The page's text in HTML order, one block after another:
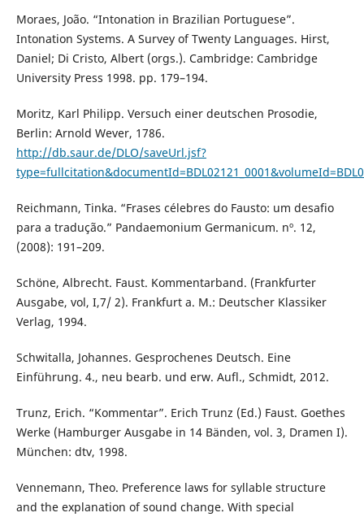
Moraes, João. “Intonation in Brazilian Portuguese”.
Intonation Systems. A Survey of Twenty Languages. Hirst,
Daniel; Di Cristo, Albert (orgs.). Cambridge: Cambridge
University Press 1998. pp. 179–194.
Moritz, Karl Philipp. Versuch einer deutschen Prosodie,
Berlin: Arnold Wever, 1786.
http://db.saur.de/DLO/saveUrl.jsf?
Reichmann, Tinka. “Frases célebres do Fausto: um desafio
para a tradução.” Pandaemonium Germanicum. nº. 12,
(2008): 191–209.
Schöne, Albrecht. Faust. Kommentarband. (Frankfurter
Ausgabe, vol, I,7/ 2). Frankfurt a. M.: Deutscher Klassiker
Verlag, 1994.
Schwitalla, Johannes. Gesprochenes Deutsch. Eine
Einführung. 4., neu bearb. und erw. Aufl., Schmidt, 2012.
Trunz, Erich. “Kommentar”. Erich Trunz (Ed.) Faust. Goethes
Werke (Hamburger Ausgabe in 14 Bänden, vol. 3, Dramen I).
München: dtv, 1998.
Vennemann, Theo. Preference laws for syllable structure
and the explanation of sound change. With special